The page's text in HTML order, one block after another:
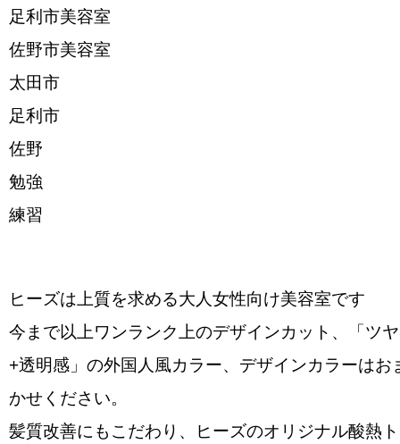
足利市美容室
佐野市美容室
太田市
足利市
佐野
勉強
練習
ヒーズは上質を求める大人女性向け美容室です
今まで以上ワンランク上のデザインカット、「ツヤ
+透明感」の外国人風カラー、デザインカラーはお
かせください。
髪質改善にもこだわり、ヒーズのオリジナル酸熱